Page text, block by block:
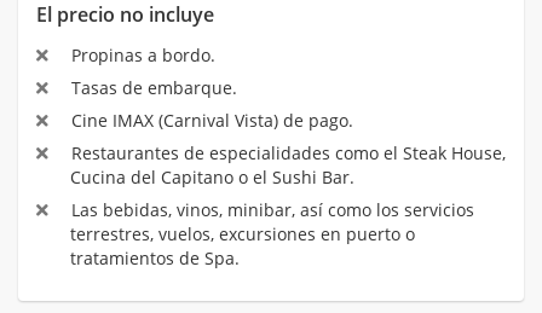
El precio no incluye
Propinas a bordo.
Tasas de embarque.
Cine IMAX (Carnival Vista) de pago.
Restaurantes de especialidades como el Steak House,
Cucina del Capitano o el Sushi Bar.
Las bebidas, vinos, minibar, así como los servicios
terrestres, vuelos, excursiones en puerto o
tratamientos de Spa.